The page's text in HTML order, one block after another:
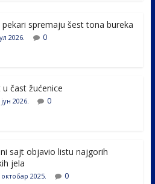
er
e
pekari spremaju šest tona bureka
2026. 0
u čast žućenice
2026. 0
sajt objavio listu najgorih
jela
октобар 2025. 0